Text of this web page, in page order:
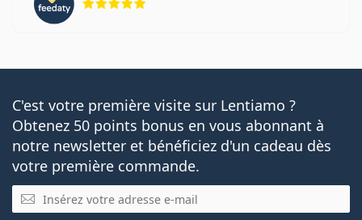
C'est votre première visite sur Lentiamo ?
Obtenez 50 points bonus en vous abonnant à
notre newsletter et bénéficiez d'un cadeau dès
votre première commande.
E-mail